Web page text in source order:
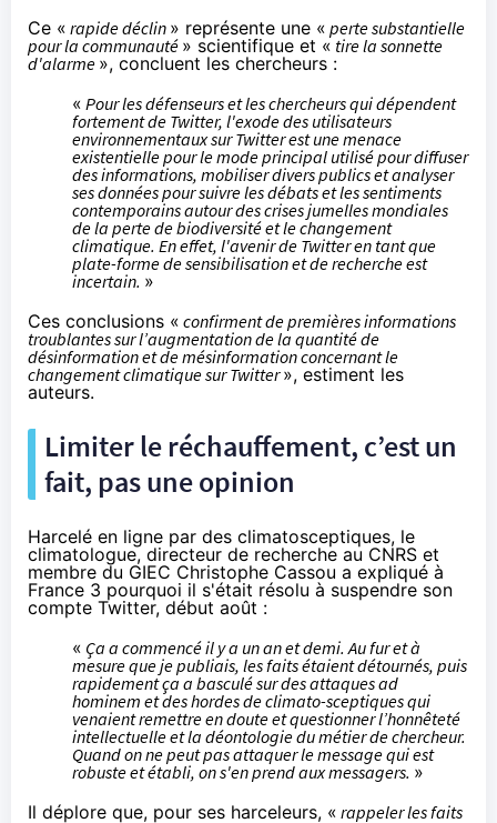
Ce « rapide déclin » représente une « perte substantielle
pour la communauté » scientifique et « tire la sonnette
d'alarme », concluent les chercheurs :
« Pour les défenseurs et les chercheurs qui dépendent
fortement de Twitter, l'exode des utilisateurs
environnementaux sur Twitter est une menace
existentielle pour le mode principal utilisé pour diffuser
des informations, mobiliser divers publics et analyser
ses données pour suivre les débats et les sentiments
contemporains autour des crises jumelles mondiales
de la perte de biodiversité et le changement
climatique. En effet, l'avenir de Twitter en tant que
plate-forme de sensibilisation et de recherche est
incertain. »
Ces conclusions « confirment de premières informations
troublantes sur l’augmentation de la quantité de
désinformation et de mésinformation concernant le
changement climatique sur Twitter», estiment les
auteurs.
Limiter le réchauffement, c’est un
fait, pas une opinion
Harcelé en ligne par des climatosceptiques, le
climatologue, directeur de recherche au CNRS et
membre du GIEC Christophe Cassou a expliqué à
France 3 pourquoi il s'était résolu à suspendre son
compte Twitter, début août :
« Ça a commencé il y a un an et demi. Au fur et à
mesure que je publiais, les faits étaient détournés, puis
rapidement ça a basculé sur des attaques ad
hominem et des hordes de climato-sceptiques qui
venaient remettre en doute et questionner l’honnêteté
intellectuelle et la déontologie du métier de chercheur.
Quand on ne peut pas attaquer le message qui est
robuste et établi, on s'en prend aux messagers. »
Il déplore que, pour ses harceleurs, « rappeler les faits